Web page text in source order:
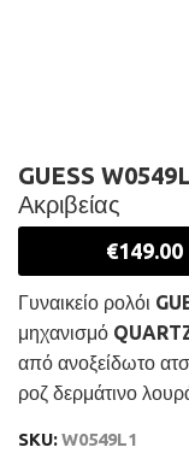
GUESS
Ακριβείας
€149.00
Γυναικείο ρολόι
μηχανισμό
από ανοξείδωτο
ροζ δερμάτινο
SKU:W0549L1